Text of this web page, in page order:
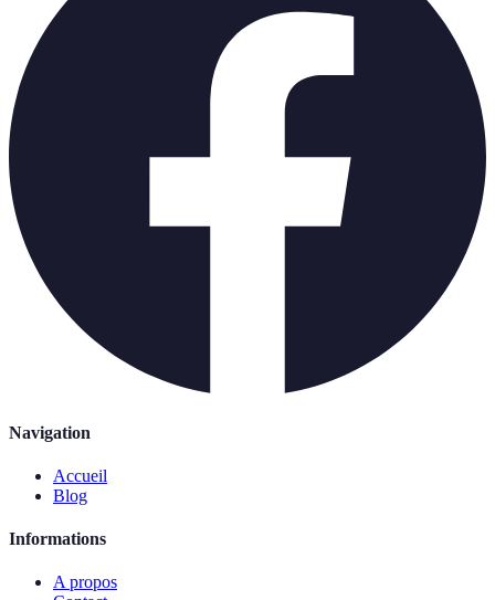
Navigation
Accueil
Blog
Informations
A propos